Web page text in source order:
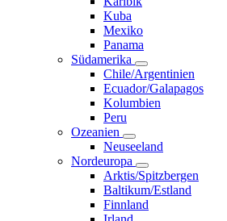
Kuba
Mexiko
Panama
Südamerika
Chile/Argentinien
Ecuador/Galapagos
Kolumbien
Peru
Ozeanien
Neuseeland
Nordeuropa
Arktis/Spitzbergen
Baltikum/Estland
Finnland